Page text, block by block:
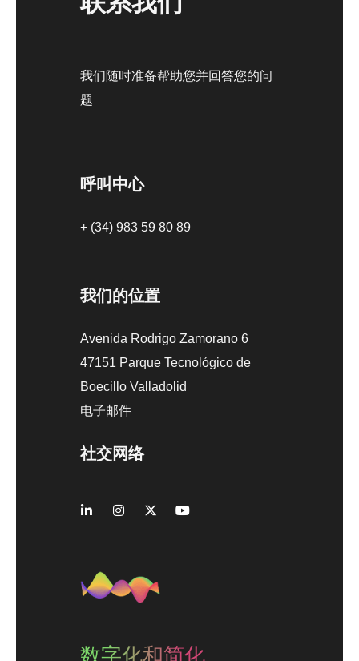
我们随时准备帮助您并回答您的问
题
呼叫中心
+ (34) 983 59 80 89
我们的位置
Avenida Rodrigo Zamorano 6
47151 Parque Tecnológico de
Boecillo Valladolid
电子邮件
社交网络
数字化和简化